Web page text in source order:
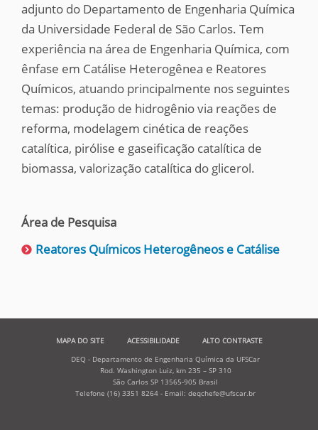
adjunto do Departamento de Engenharia Química
da Universidade Federal de São Carlos. Tem
experiência na área de Engenharia Química, com
ênfase em Catálise Heterogênea e Reatores
Químicos, atuando principalmente nos seguintes
temas: produção de hidrogênio via reações de
reforma, modelagem cinética de reações
catalítica, pirólise e gaseificação catalítica de
biomassa, valorização catalítica do glicerol.
Área de Pesquisa
Reatores Químicos Heterogêneos e Catálise
MAPA DO SITE ACESSIBILIDADE
ALTO CONTRASTE
DEQ - Departamento de Engenharia Química da UFSCar
Rod. Washington Luiz, km 235 – SP 310
São Carlos SP 13565-905 Brasil
Telefone (16) 3351 8264 - Email: deqchefe@ufscar.br